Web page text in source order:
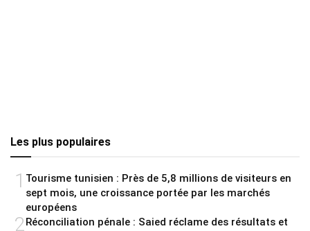
Les plus populaires
1 Tourisme tunisien : Près de 5,8 millions de visiteurs en
sept mois, une croissance portée par les marchés
européens
2 Réconciliation pénale : Saied réclame des résultats et